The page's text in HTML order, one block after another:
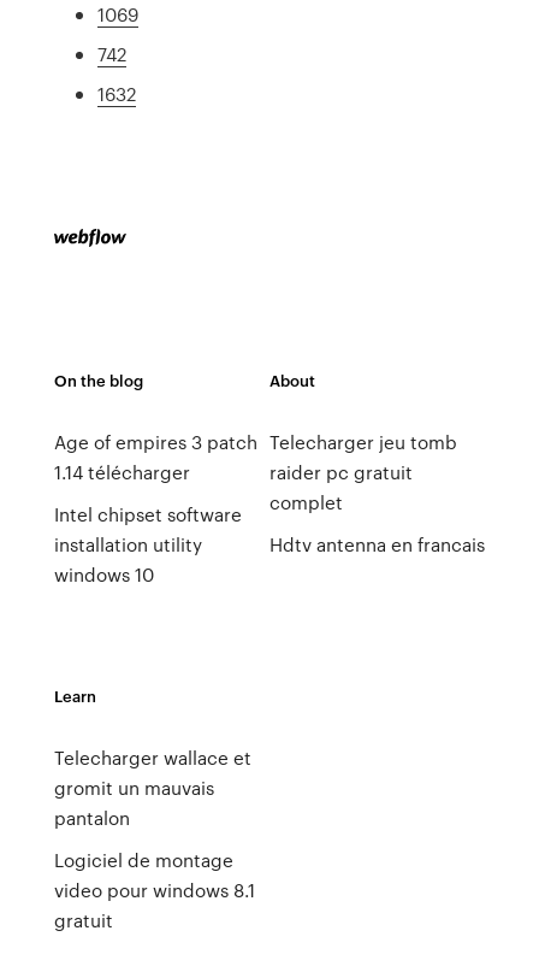
1069
742
1632
On the blog
Age of empires 3 patch
1.14 télécharger
Intel chipset software
installation utility
windows 10
About
Telecharger jeu tomb
raider pc gratuit
complet
Hdtv antenna en francais
Learn
Telecharger wallace et
gromit un mauvais
pantalon
Logiciel de montage
video pour windows 8.1
gratuit